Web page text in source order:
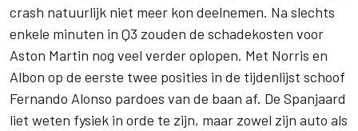
crash natuurlijk niet meer kon deelnemen. Na slechts
enkele minuten in Q3 zouden de schadekosten voor
Aston Martin nog veel verder oplopen. Met Norris en
Albon op de eerste twee posities in de tijdenlijst schoof
Fernando Alonso pardoes van de baan af. De Spanjaard
liet weten fysiek in orde te zijn, maar zowel zijn auto als